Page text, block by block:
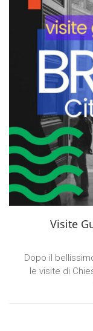
Visite
Dopo il
le visite di